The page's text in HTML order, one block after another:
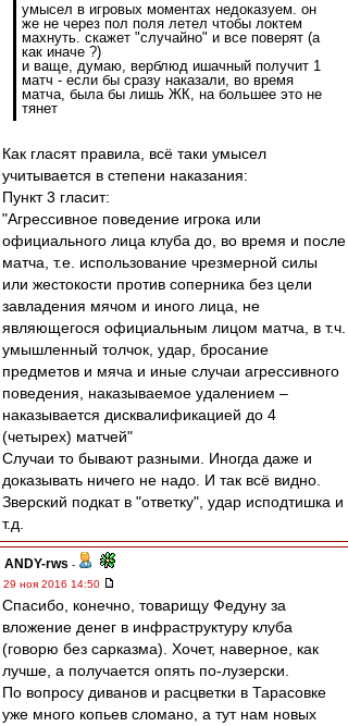
умысел в игровых моментах недоказуем. он
же не через пол поля летел чтобы локтем
махнуть. скажет "случайно" и все поверят (а
как иначе ?)
и ваще, думаю, верблюд ишачный получит 1
матч - если бы сразу наказали, во время
матча, была бы лишь ЖК, на большее это не
тянет
Как гласят правила, всё таки умысел
учитывается в степени наказания:
Пункт 3 гласит:
"Агрессивное поведение игрока или
официального лица клуба до, во время и после
матча, т.е. использование чрезмерной силы
или жестокости против соперника без цели
завладения мячом и иного лица, не
являющегося официальным лицом матча, в т.ч.
умышленный толчок, удар, бросание
предметов и мяча и иные случаи агрессивного
поведения, наказываемое удалением –
наказывается дисквалификацией до 4
(четырех) матчей"
Случаи то бывают разными. Иногда даже и
доказывать ничего не надо. И так всё видно.
Зверский подкат в "ответку", удар исподтишка и
т.д.
ANDY-rws -
29 ноя 2016 14:50
Спасибо, конечно, товарищу Федуну за
вложение денег в инфраструктуру клуба
(говорю без сарказма). Хочет, наверное, как
лучше, а получается опять по-лузерски.
По вопросу диванов и расцветки в Тарасовке
уже много копьев сломано, а тут нам новых